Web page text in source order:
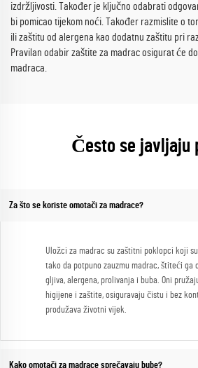
izdržljivosti. Također je ključno odabrati
bi pomicao tijekom noći. Također razmislite o
ili zaštitu od alergena kao dodatnu zaštitu pri
Pravilan odabir zaštite za madrac osigurat će
madraca.
Često se javljaju
Za što se koriste omotači za madrace?
Uložci za madrac su zaštitni poklopci koji
tako da potpuno zauzmu madrac, štiteći ga
gljiva, alergena, prolivanja i buba. Oni
higijene i zaštite, osiguravaju čistu i bez
produžava životni vijek.
Kako omotači za madrace sprečavaju bube?